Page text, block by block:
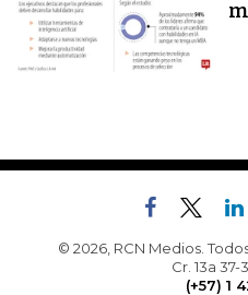
© 2026, RCN Medios.
Cr. 13a
(+57) 1